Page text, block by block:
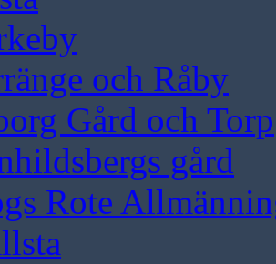
och Råby
Gård och Torp
gård
Rote